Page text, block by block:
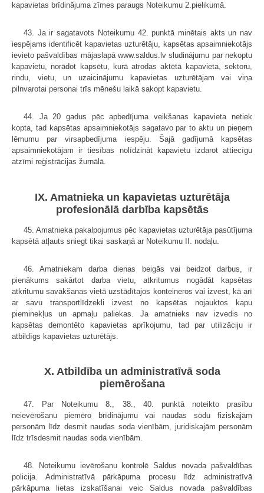
kapavietas brīdinājuma zīmes paraugs Noteikumu 2.pielikumā.
43. Ja ir sagatavots Noteikumu 42. punktā minētais akts un nav
iespējams identificēt kapavietas uzturētāju, kapsētas apsaimniekotājs
ievieto pašvaldības mājaslapā www.saldus.lv sludinājumu par nekoptu
kapavietu, norādot kapsētu, kurā atrodas aktētā kapavieta, sektoru,
rindu, vietu, un uzaicinājumu kapavietas uzturētājam vai viņa
pilnvarotai personai trīs mēnešu laikā sakopt kapavietu.
44. Ja 20 gadus pēc apbedījuma veikšanas kapavieta netiek
kopta, tad kapsētas apsaimniekotājs sagatavo par to aktu un pieņem
lēmumu par virsapbedījuma iespēju. Šajā gadījumā kapsētas
apsaimniekotājam ir tiesības nolīdzināt kapavietu izdarot attiecīgu
atzīmi reģistrācijas žurnālā.
IX. Amatnieka un kapavietas uzturētāja
profesionālā darbība kapsētās
45. Amatnieka pakalpojumus pēc kapavietas uzturētāja pasūtījuma
kapsētā atļauts sniegt tikai saskaņā ar Noteikumu II. nodaļu.
46. Amatniekam darba dienas beigās vai beidzot darbus, ir
pienākums sakārtot darba vietu, atkritumus nogādāt kapsētas
atkritumu savākšanas vietā uzstādītajos konteineros vai izvest, kā arī
ar savu transportlīdzekli izvest no kapsētas nojauktos kapu
pieminekļus un apmaļu paliekas. Ja amatnieks nav izvedis no
kapsētas demontēto kapavietas aprīkojumu, tad par utilizāciju ir
atbildīgs kapavietas uzturētājs.
X. Atbildība un administratīvā soda
piemērošana
47. Par Noteikumu 8., 38., 40. punktā noteikto prasību
neievērošanu piemēro brīdinājumu vai naudas sodu fiziskajām
personām līdz desmit naudas soda vienībām, juridiskajām personām
līdz trīsdesmit naudas soda vienībām.
48. Noteikumu ievērošanu kontrolē Saldus novada pašvaldības
policija. Administratīvā pārkāpuma procesu līdz administratīvā
pārkāpuma lietas izskatīšanai veic Saldus novada pašvaldības